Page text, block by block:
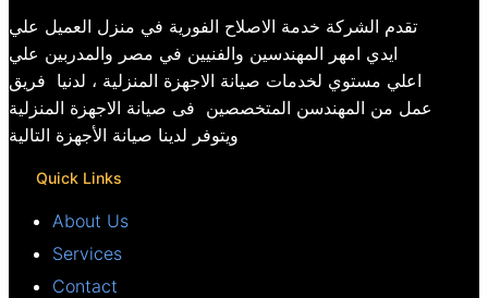
تقدم الشركة خدمة الاصلاح الفورية في منزل العميل علي
ايدي امهر المهندسين والفنيين في مصر والمدربين علي
اعلي مستوي لخدمات صيانة الاجهزة المنزلية ، لدنيا فريق
عمل من المهندسن المتخصصين فى صيانة الاجهزة المنزلية
ويتوفر لدينا صيانة الأجهزة التالية
Quick Links
About Us
Services
Contact